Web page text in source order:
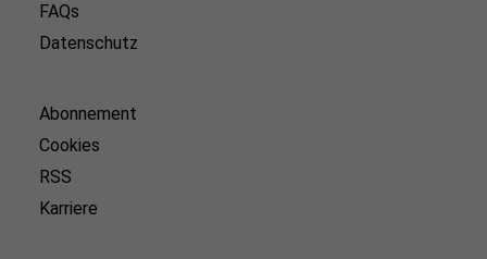
FAQs
Datenschutz
Abonnement
Cookies
RSS
Karriere